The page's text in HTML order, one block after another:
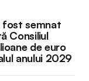
fost semnat
Consiliul
de euro
anului 2029